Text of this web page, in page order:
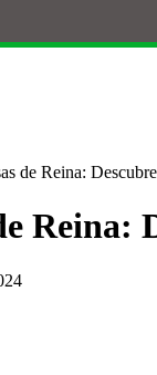
de Reina:
Reina: